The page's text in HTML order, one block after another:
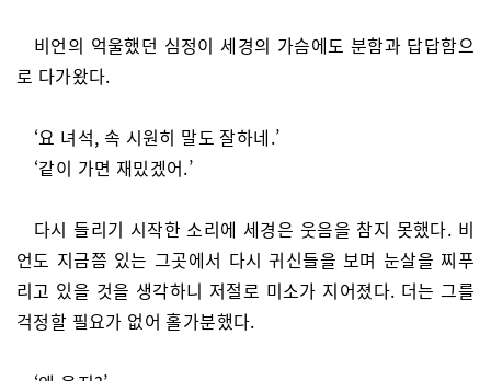
비언의 억울했던 심정이 세경의 가슴에도 분함과 답답함으
로 다가왔다.
‘요 녀석, 속 시원히 말도 잘하네.’
‘같이 가면 재밌겠어.’
다시 들리기 시작한 소리에 세경은 웃음을 참지 못했다. 비
언도 지금쯤 있는 그곳에서 다시 귀신들을 보며 눈살을 찌푸
리고 있을 것을 생각하니 저절로 미소가 지어졌다. 더는 그를
걱정할 필요가 없어 홀가분했다.